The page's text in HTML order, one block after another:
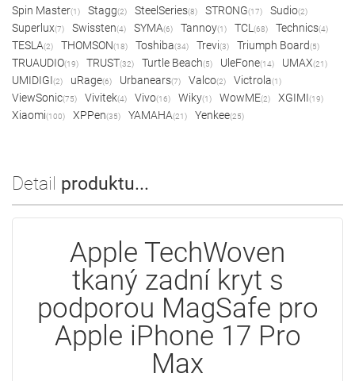
Spin Master(1) Stagg(2) SteelSeries(8) STRONG(17) Sudio(2)
Superlux(7) Swissten(4) SYMA(6) Tannoy(1) TCL (68) Technics(4)
TESLA(2) THOMSON(18) Toshiba(34) Trevi(3) Triumph Board(5)
TRUAUDIO(19) TRUST(32) Turtle Beach(5) UleFone(14) UMAX(21)
UMIDIGI(2) uRage(6) Urbanears(7) Valco(2) Victrola(1)
ViewSonic(75) Vivitek(4) Vivo(16) Wiky(1) WowME(2) XGIMI(19)
Xiaomi(100) XPPen(35) YAMAHA(21) Yenkee(25)
Detail produktu...
Apple TechWoven
tkaný zadní kryt s
podporou MagSafe pro
Apple iPhone 17 Pro
Max